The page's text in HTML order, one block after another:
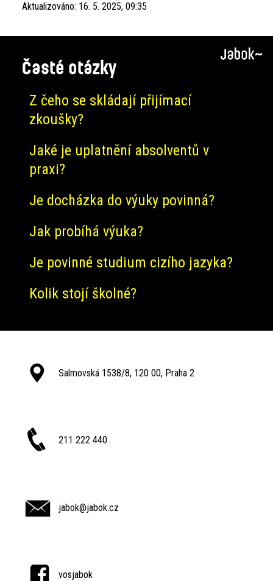
Aktualizováno: 16. 5. 2025, 09:35
Časté otázky
Z čeho se skládají přijímací
zkoušky?
Jaké je uplatnění absolventů v
praxi?
Je docházka do výuky povinná?
Jak probíhá výuka?
Je povinné studium cizího jazyka?
Kolik stojí školné?
Salmovská 1538/8, 120 00, Praha 2
211 222 440
jabok@jabok.cz
vosjabok